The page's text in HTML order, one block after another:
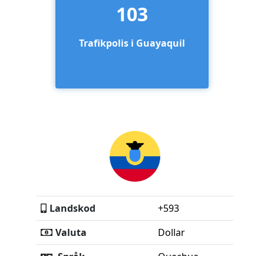
103
Trafikpolis i Guayaquil
Landskod
+593
Valuta
Dollar